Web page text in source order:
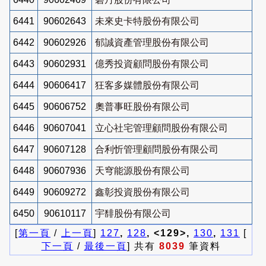
6441 90602643 未來史卡特股份有限公司
6442 90602926 郁誠資產管理股份有限公司
6443 90602931 億秀投資顧問股份有限公司
6444 90606417 狂客多媒體股份有限公司
6445 90606752 奧普事旺股份有限公司
6446 90607041 立心社宅管理顧問股份有限公司
6447 90607128 合利忻管理顧問股份有限公司
6448 90607936 天穹能源股份有限公司
6449 90609272 鑫彰投資股份有限公司
6450 90610117
宇馡股份有限公司
[第一頁 / 上一頁] 127, 128, <129>, 130, 131
[
下一頁 / 最後一頁] 共有 8039 筆資料